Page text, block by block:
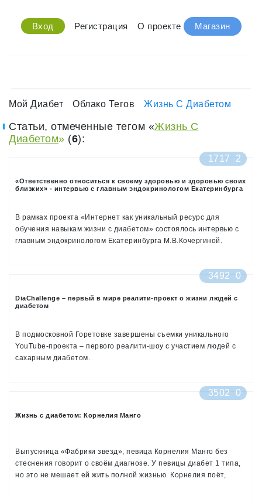
Вход Регистрация О проекте Магазин
Мой Диабет Облако Тегов Жизнь С Диабетом
Статьи, отмеченные тегом «Жизнь С
Диабетом» (6):
1717 2
«Ответственно относиться к своему здоровью и здоровью своих
близких» - интервью с главным эндокринологом Екатеринбурга
В рамках проекта «Интернет как уникальный ресурс для
обучения навыкам жизни с диабетом» состоялось интервью с
главным эндокринологом Екатеринбурга М.В.Кочергиной.
диабета, Региональной общественной организацией
практикум «Жизнь с диабетом». В создании видео уроков
примет участие Марина Васильевна Кочергина, главный
Екатеринбурга, кандидат медицинских наук, заведующая
диабетологическим отделением Городской клинической
больницы №40.
3492 0
DiaChallenge – первый в мире реалити-проект о жизни людей с
диабетом
В подмосковной Горетовке завершены съемки уникального
YouTube-проекта – первого реалити-шоу с участием людей с
сахарным диабетом.
фильма и реалити-шоу. Документальная часть DiaChallenge
людей с сахарным диабетом. Мотивационная часть проекта
подхода к своему здоровью.
3502 0
Жизнь с диабетом: Корнелия Манго
Выпускница «Фабрики звезд», певица Корнелия Манго без
стеснения говорит о своём диагнозе. У певицы диабет 1 типа,
но это не мешает ей жить полной жизнью. Корнелия поёт,